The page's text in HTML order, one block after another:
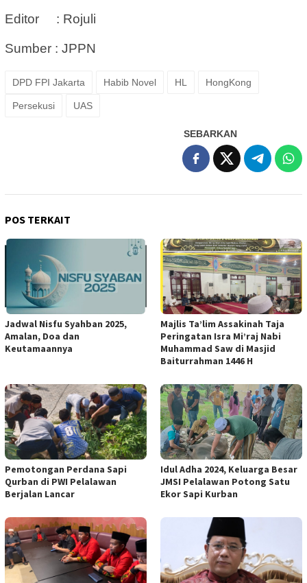
Editor : Rojuli
Sumber : JPPN
DPD FPI Jakarta Habib Novel HL HongKong
Persekusi UAS
SEBARKAN
POS TERKAIT
Jadwal Nisfu Syahban 2025,
Amalan, Doa dan
Keutamaannya
Majlis Ta’lim Assakinah Taja
Peringatan Isra Mi’raj Nabi
Muhammad Saw di Masjid
Baiturrahman 1446 H
Pemotongan Perdana Sapi
Qurban di PWI Pelalawan
Berjalan Lancar
Idul Adha 2024, Keluarga Besar
JMSI Pelalawan Potong Satu
Ekor Sapi Kurban